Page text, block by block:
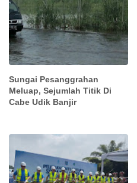
Sungai Pesanggrahan
Meluap, Sejumlah Titik Di
Cabe Udik Banjir